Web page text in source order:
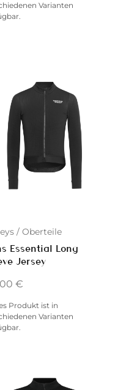
Varianten
/ Oberteile
Essential Long
Jersey
€
Produkt ist in
Varianten